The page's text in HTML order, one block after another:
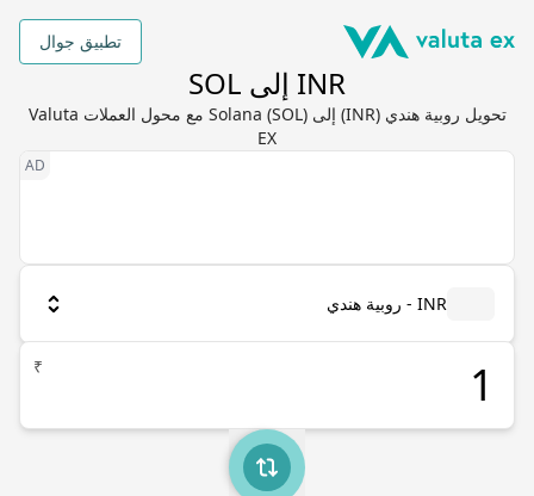
تطبيق جوال
INR إلى SOL
تحويل روبية هندي (INR) إلى Solana (SOL) مع محول العملات Valuta
EX
INR - روبية هندي
₹